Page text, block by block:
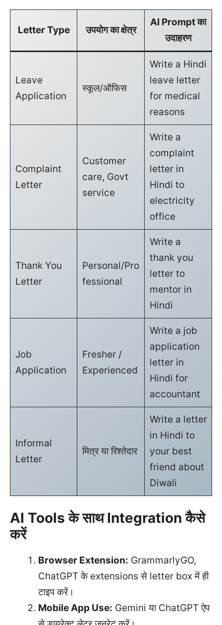
Letter Type उपयोग का क्षेत्र
AI Prompt का
उदाहरण
Leave
Application
स्कूल/ऑफिस
Write a Hindi
leave letter
for medical
reasons
Complaint
Letter
Customer
care, Govt
service
Write a
complaint
letter in
Hindi to
electricity
office
Thank You
Letter
Personal/Pro
fessional
Write a
thank you
letter to
mentor in
Hindi
Job
Application
Fresher /
Experienced
Write a job
application
letter in
Hindi for
accountant
Informal
Letter
मित्र या रिश्तेदार
Write a letter
in Hindi to
your best
friend about
Diwali
AI Tools के साथ Integration कैसे
करें
Browser Extension: GrammarlyGO,
ChatGPT के extensions से letter box में ही
टाइप करें।
Mobile App Use: Gemini या ChatGPT ऐप